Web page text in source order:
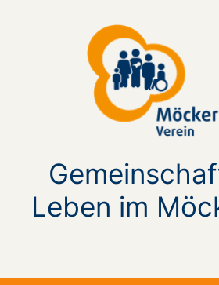
Leben im